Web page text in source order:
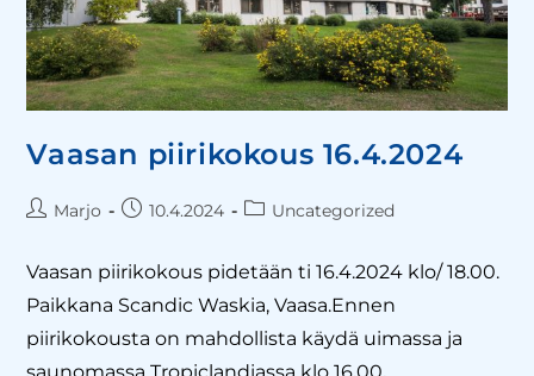
Vaasan piirikokous 16.4.2024
Marjo 10.4.2024 Uncategorized
Vaasan piirikokous pidetään ti 16.4.2024 klo/ 18.00.
Paikkana Scandic Waskia, Vaasa.Ennen
piirikokousta on mahdollista käydä uimassa ja